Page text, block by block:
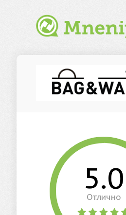
5.0
Отлично